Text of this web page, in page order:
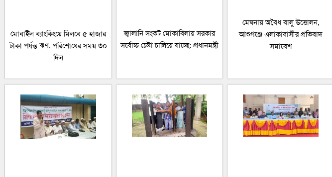
মোবাইল ব্যাংকিংয়ে মিলবে ৫ হাজার
টাকা পর্যন্ত ঋণ, পরিশোধের সময় ৩০
দিন
জ্বালানি সংকট মোকাবিলায় সরকার
সর্বোচ্চ চেষ্টা চালিয়ে যাচ্ছে: প্রধানমন্ত্রী
মেঘনায় অবৈধ বালু উত্তোলন,
আশুগঞ্জে এলাকাবাসীর প্রতিবাদ
সমাবেশ